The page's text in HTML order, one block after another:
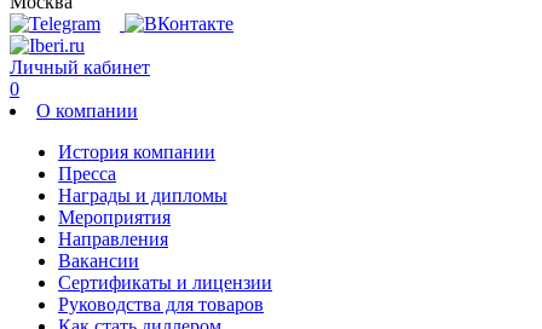
Личный кабинет
0
О компании
История компании
Пресса
Награды и дипломы
Мероприятия
Направления
Вакансии
Сертификаты и лицензии
Руководства для товаров